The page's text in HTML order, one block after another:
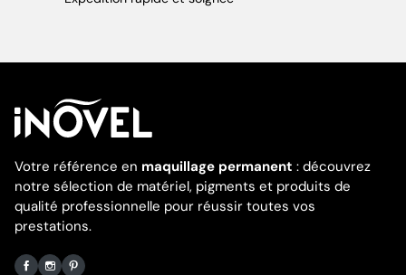
Votre référence en maquillage permanent : découvrez
notre sélection de matériel, pigments et produits de
qualité professionnelle pour réussir toutes vos
prestations.